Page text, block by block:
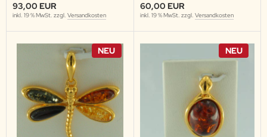
93,00 EUR
inkl. 19 % MwSt. zzgl. Versandkosten
60,00 EUR
inkl. 19 % MwSt. zzgl. Versandkosten
NEU NEU